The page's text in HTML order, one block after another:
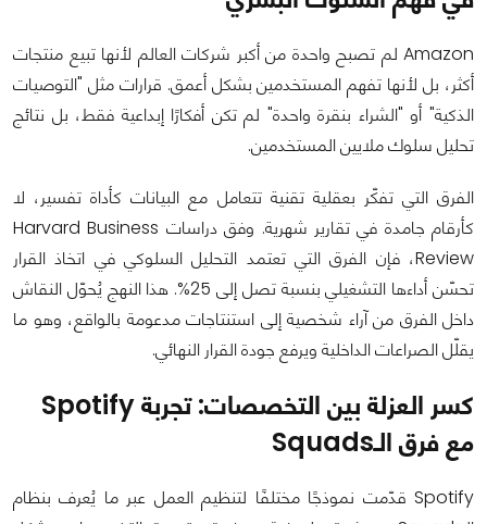
Amazon لم تصبح واحدة من أكبر شركات العالم لأنها تبيع منتجات
أكثر، بل لأنها تفهم المستخدمين بشكل أعمق. قرارات مثل "التوصيات
الذكية" أو "الشراء بنقرة واحدة" لم تكن أفكارًا إبداعية فقط، بل نتائج
تحليل سلوك ملايين المستخدمين.
الفرق التي تفكّر بعقلية تقنية تتعامل مع البيانات كأداة تفسير، لا
كأرقام جامدة في تقارير شهرية. وفق دراسات Harvard Business
Review، فإن الفرق التي تعتمد التحليل السلوكي في اتخاذ القرار
تحسّن أداءها التشغيلي بنسبة تصل إلى 25%. هذا النهج يُحوّل النقاش
داخل الفرق من آراء شخصية إلى استنتاجات مدعومة بالواقع، وهو ما
يقلّل الصراعات الداخلية ويرفع جودة القرار النهائي.
كسر العزلة بين التخصصات: تجربة Spotify
مع فرق الـSquads
Spotify قدّمت نموذجًا مختلفًا لتنظيم العمل عبر ما يُعرف بنظام